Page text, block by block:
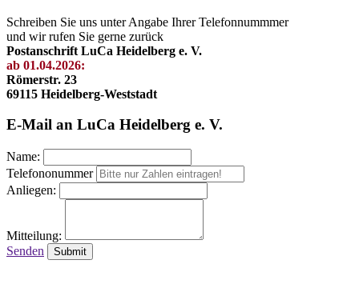
Schreiben Sie uns unter Angabe Ihrer Telefonnummmer
und wir rufen Sie gerne zurück
Postanschrift LuCa Heidelberg e. V.
ab 01.04.2026:
Römerstr. 23
69115 Heidelberg-Weststadt
E-Mail an LuCa Heidelberg e. V.
Name:
Telefononummer
Anliegen:
Mitteilung:
Senden